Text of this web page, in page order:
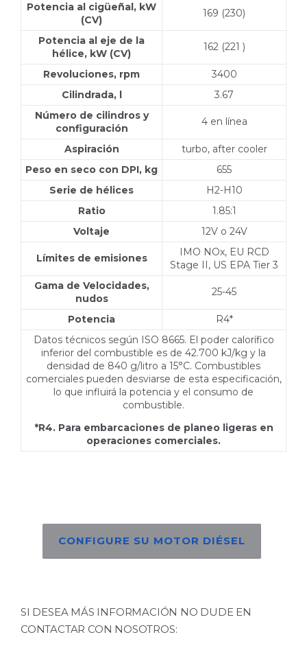
Potencia al cigüeñal, kW
(CV)
169 (230)
Potencia al eje de la
hélice, kW (CV)
162 (221 )
Revoluciones, rpm
3400
Cilindrada, l
3.67
Número de cilindros y
configuración
4 en línea
Aspiración
turbo, after cooler
Peso en seco con DPI, kg
655
Serie de hélices
H2-H10
Ratio
1.85:1
Voltaje
12V o 24V
Límites de emisiones
IMO NOx, EU RCD
Stage II, US EPA Tier 3
Gama de Velocidades,
nudos
25-45
Potencia
R4*
Datos técnicos según ISO 8665. El poder calorífico
inferior del combustible es de 42.700 kJ/kg y la
densidad de 840 g/litro a 15°C. Combustibles
comerciales pueden desviarse de esta especificación,
lo que influirá la potencia y el consumo de
combustible.
*R4. Para embarcaciones de planeo ligeras en
operaciones comerciales.
CONFIGURE SU MOTOR DIÉSEL
SI DESEA MÁS INFORMACIÓN NO DUDE EN
CONTACTAR CON NOSOTROS: